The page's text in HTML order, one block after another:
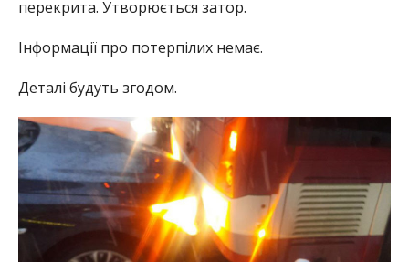
перекрита. Утворюється затор.
Інформації про потерпілих немає.
Деталі будуть згодом.